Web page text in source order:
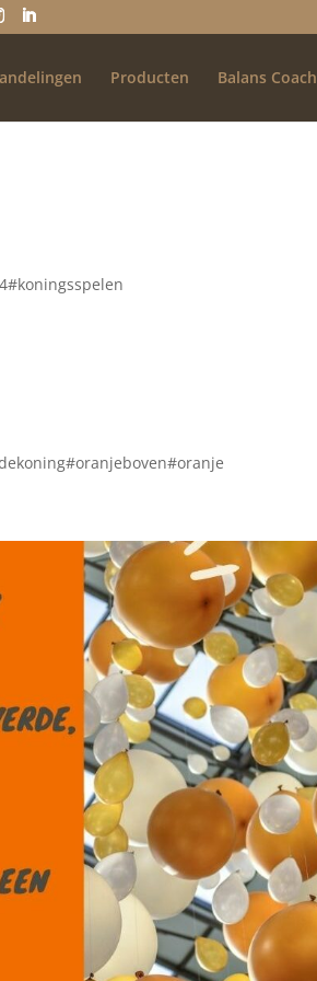
Producten Balans Coach